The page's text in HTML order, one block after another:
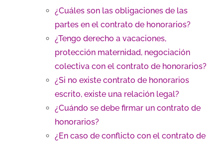
¿Cuáles son las obligaciones de las
partes en el contrato de honorarios?
¿Tengo derecho a vacaciones,
protección maternidad, negociación
colectiva con el contrato de honorarios?
¿Si no existe contrato de honorarios
escrito, existe una relación legal?
¿Cuándo se debe firmar un contrato de
honorarios?
¿En caso de conflicto con el contrato de